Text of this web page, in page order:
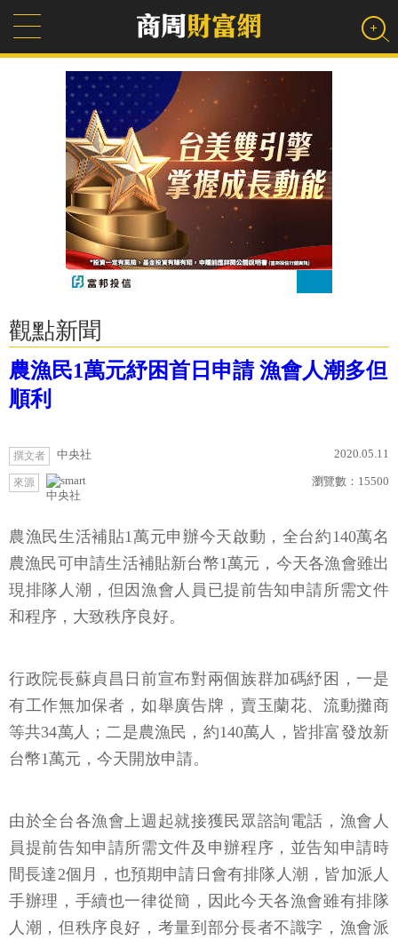
觀點新聞
農漁民1萬元紓困首日申請 漁會人潮多但
順利
撰文者 中央社 2020.05.11
來源
中央社
瀏覽數： 15500
農漁民生活補貼1萬元申辦今天啟動，全台約140萬名
農漁民可申請生活補貼新台幣1萬元，今天各漁會雖出
現排隊人潮，但因漁會人員已提前告知申請所需文件
和程序，大致秩序良好。
行政院長蘇貞昌日前宣布對兩個族群加碼紓困，一是
有工作無加保者，如舉廣告牌，賣玉蘭花、流動攤商
等共34萬人；二是農漁民，約140萬人，皆排富發放新
台幣1萬元，今天開放申請。
由於全台各漁會上週起就接獲民眾諮詢電話，漁會人
員提前告知申請所需文件及申辦程序，並告知申請時
間長達2個月，也預期申請日會有排隊人潮，皆加派人
手辦理，手續也一律從簡，因此今天各漁會雖有排隊
人潮，但秩序良好，考量到部分長者不識字，漁會派